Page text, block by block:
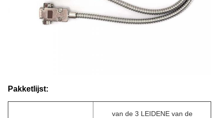
Pakketlijst:
van de 3 LEIDENE van de